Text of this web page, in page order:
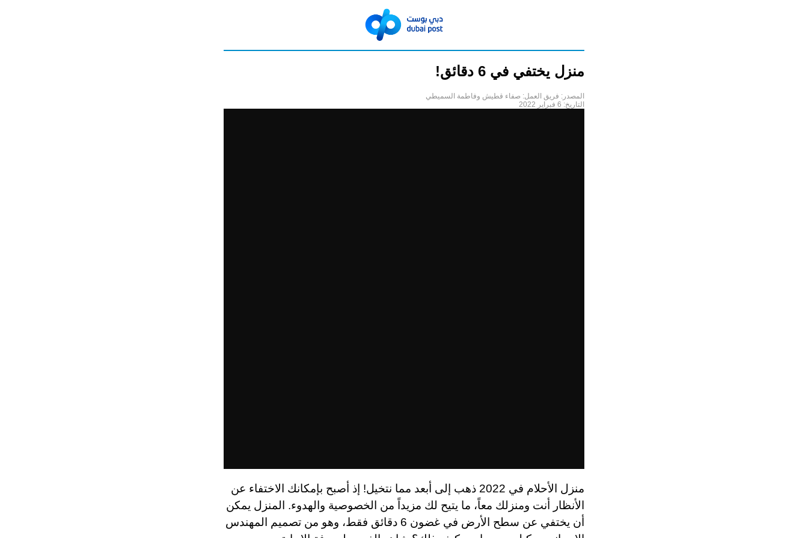
منزل يختفي في 6 دقائق!
المصدر: فريق العمل: صفاء قطيش وفاطمة السميطي
التاريخ: 6 فبراير 2022
منزل الأحلام في 2022 ذهب إلى أبعد مما نتخيل! إذ أصبح بإمكانك الاختفاء عن
الأنظار أنت ومنزلك معاً، ما يتيح لك مزيداً من الخصوصية والهدوء. المنزل يمكن
أن يختفي عن سطح الأرض في غضون 6 دقائق فقط، وهو من تصميم المهندس